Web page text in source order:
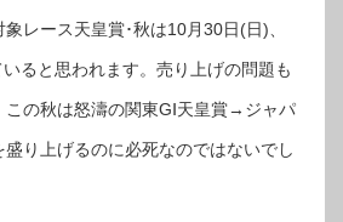
レース天皇賞･秋は10月30日(日)、
ると思われます。売り上げの問題も
この秋は怒濤の関東GⅠ天皇賞→ジャパ
り上げるのに必死なのではないでし